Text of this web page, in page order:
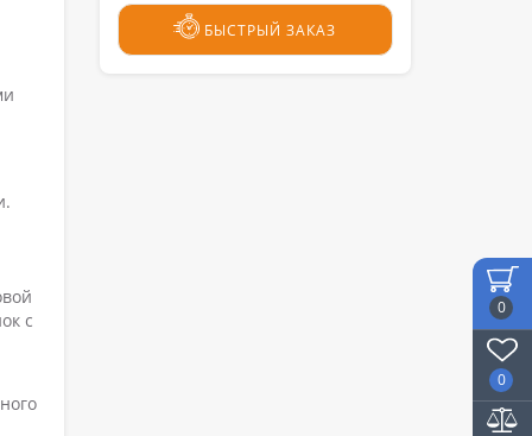
0
0
с
БЫСТРЫЙ ЗАКАЗ